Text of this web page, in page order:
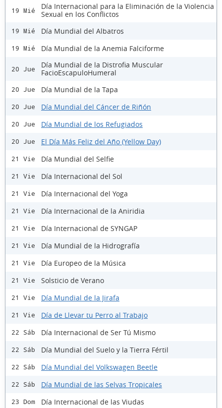
19 Mié
Día Internacional para la Eliminación de la Violencia
Sexual en los Conflictos
19 Mié Día Mundial del Albatros
19 Mié Día Mundial de la Anemia Falciforme
20 Jue
Día Mundial de la Distrofia Muscular
FacioEscapuloHumeral
20 Jue Día Mundial de la Tapa
20 Jue Día Mundial del Cáncer de Riñón
20 Jue Día Mundial de los Refugiados
20 Jue El Día Más Feliz del Año (Yellow Day)
21 Vie Día Mundial del Selfie
21 Vie Día Internacional del Sol
21 Vie Día Internacional del Yoga
21 Vie Día Internacional de la Aniridia
21 Vie Día Internacional de SYNGAP
21 Vie Día Mundial de la Hidrografía
21 Vie Día Europeo de la Música
21 Vie Solsticio de Verano
21 Vie Día Mundial de la Jirafa
21 Vie Día de Llevar tu Perro al Trabajo
22 Sáb Día Internacional de Ser Tú Mismo
22 Sáb Día Mundial del Suelo y la Tierra Fértil
22 Sáb Día Mundial del Volkswagen Beetle
22 Sáb Día Mundial de las Selvas Tropicales
23 Dom Día Internacional de las Viudas